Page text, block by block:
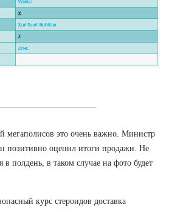
мегаполисов это очень важно. Министр
позитивно оценил итоги продажи. Не
полдень, в таком случае на фото будет
курс стероидов доставка